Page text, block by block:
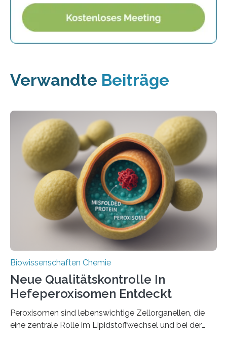
Verwandte Beiträge
Biowissenschaften Chemie
Neue Qualitätskontrolle In
Hefeperoxisomen Entdeckt
Peroxisomen sind lebenswichtige Zellorganellen, die
eine zentrale Rolle im Lipidstoffwechsel und bei der